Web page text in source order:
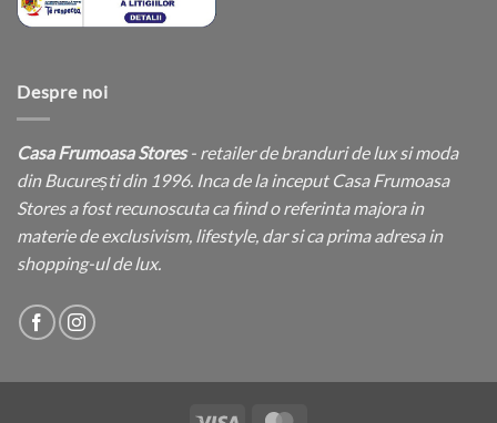
Despre noi
Casa Frumoasa Stores- retailer de branduri de lux si moda
din București din 1996. Inca de la inceput Casa Frumoasa
Stores a fost recunoscuta ca fiind o referinta majora in
materie de exclusivism, lifestyle, dar si ca prima adresa in
shopping-ul de lux.